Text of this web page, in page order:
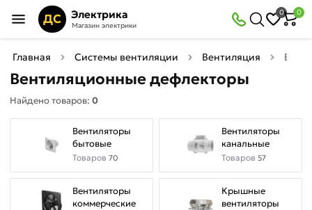
ДС Электрика
Магазин электрики
0 0
Главная Системы вентиляции Вентиляция
Вентиляционные дефлекторы
Найдено товаров:0
Вентиляторы
бытовые
Товаров 70
Вентиляторы
канальные
Товаров 57
Вентиляторы
коммерческие
Крышные
вентиляторы
Фильтры
Найдено товаров:
наличии
Со
скидкой
руб.